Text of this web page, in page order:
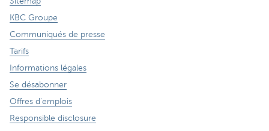
KBC Groupe
Communiqués de presse
Tarifs
Informations légales
Se désabonner
Offres d'emplois
Responsible disclosure